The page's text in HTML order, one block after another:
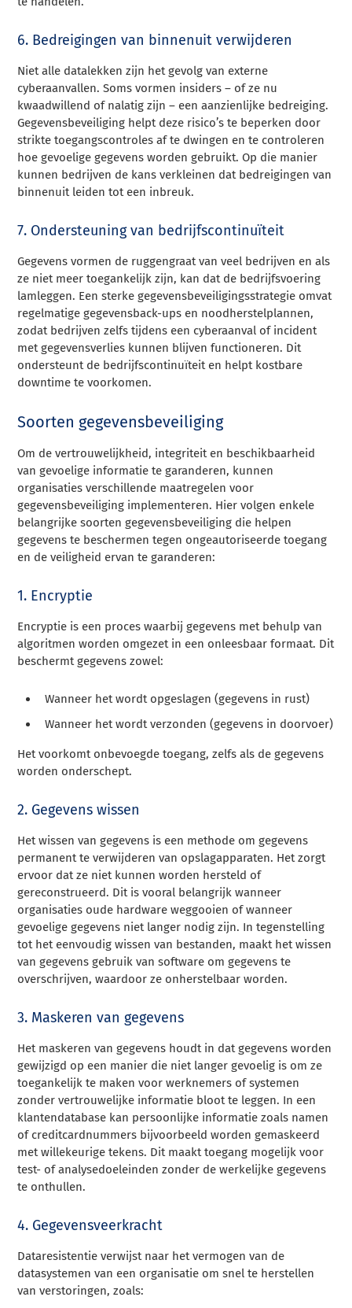
6. Bedreigingen van binnenuit verwijderen
Niet alle datalekken zijn het gevolg van externe
cyberaanvallen. Soms vormen insiders – of ze nu
kwaadwillend of nalatig zijn – een aanzienlijke bedreiging.
Gegevensbeveiliging helpt deze risico’s te beperken door
strikte toegangscontroles af te dwingen en te controleren
hoe gevoelige gegevens worden gebruikt. Op die manier
kunnen bedrijven de kans verkleinen dat bedreigingen van
binnenuit leiden tot een inbreuk.
7. Ondersteuning van bedrijfscontinuïteit
Gegevens vormen de ruggengraat van veel bedrijven en als
ze niet meer toegankelijk zijn, kan dat de bedrijfsvoering
lamleggen. Een sterke gegevensbeveiligingsstrategie omvat
regelmatige gegevensback-ups en noodherstelplannen,
zodat bedrijven zelfs tijdens een cyberaanval of incident
met gegevensverlies kunnen blijven functioneren. Dit
ondersteunt de bedrijfscontinuïteit en helpt kostbare
downtime te voorkomen.
Soorten gegevensbeveiliging
Om de vertrouwelijkheid, integriteit en beschikbaarheid
van gevoelige informatie te garanderen, kunnen
organisaties verschillende maatregelen voor
gegevensbeveiliging implementeren. Hier volgen enkele
belangrijke soorten gegevensbeveiliging die helpen
gegevens te beschermen tegen ongeautoriseerde toegang
en de veiligheid ervan te garanderen:
1. Encryptie
Encryptie is een proces waarbij gegevens met behulp van
algoritmen worden omgezet in een onleesbaar formaat. Dit
beschermt gegevens zowel:
Wanneer het wordt opgeslagen (gegevens in rust)
Wanneer het wordt verzonden (gegevens in doorvoer)
Het voorkomt onbevoegde toegang, zelfs als de gegevens
worden onderschept.
2. Gegevens wissen
Het wissen van gegevens is een methode om gegevens
permanent te verwijderen van opslagapparaten. Het zorgt
ervoor dat ze niet kunnen worden hersteld of
gereconstrueerd. Dit is vooral belangrijk wanneer
organisaties oude hardware weggooien of wanneer
gevoelige gegevens niet langer nodig zijn. In tegenstelling
tot het eenvoudig wissen van bestanden, maakt het wissen
van gegevens gebruik van software om gegevens te
overschrijven, waardoor ze onherstelbaar worden.
3. Maskeren van gegevens
Het maskeren van gegevens houdt in dat gegevens worden
gewijzigd op een manier die niet langer gevoelig is om ze
toegankelijk te maken voor werknemers of systemen
zonder vertrouwelijke informatie bloot te leggen. In een
klantendatabase kan persoonlijke informatie zoals namen
of creditcardnummers bijvoorbeeld worden gemaskeerd
met willekeurige tekens. Dit maakt toegang mogelijk voor
test- of analysedoeleinden zonder de werkelijke gegevens
te onthullen.
4. Gegevensveerkracht
Dataresistentie verwijst naar het vermogen van de
datasystemen van een organisatie om snel te herstellen
van verstoringen, zoals: